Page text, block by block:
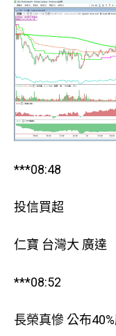
***08:48
投信買超
仁寶 台灣大 廣達
***08:52
長榮真慘 公布